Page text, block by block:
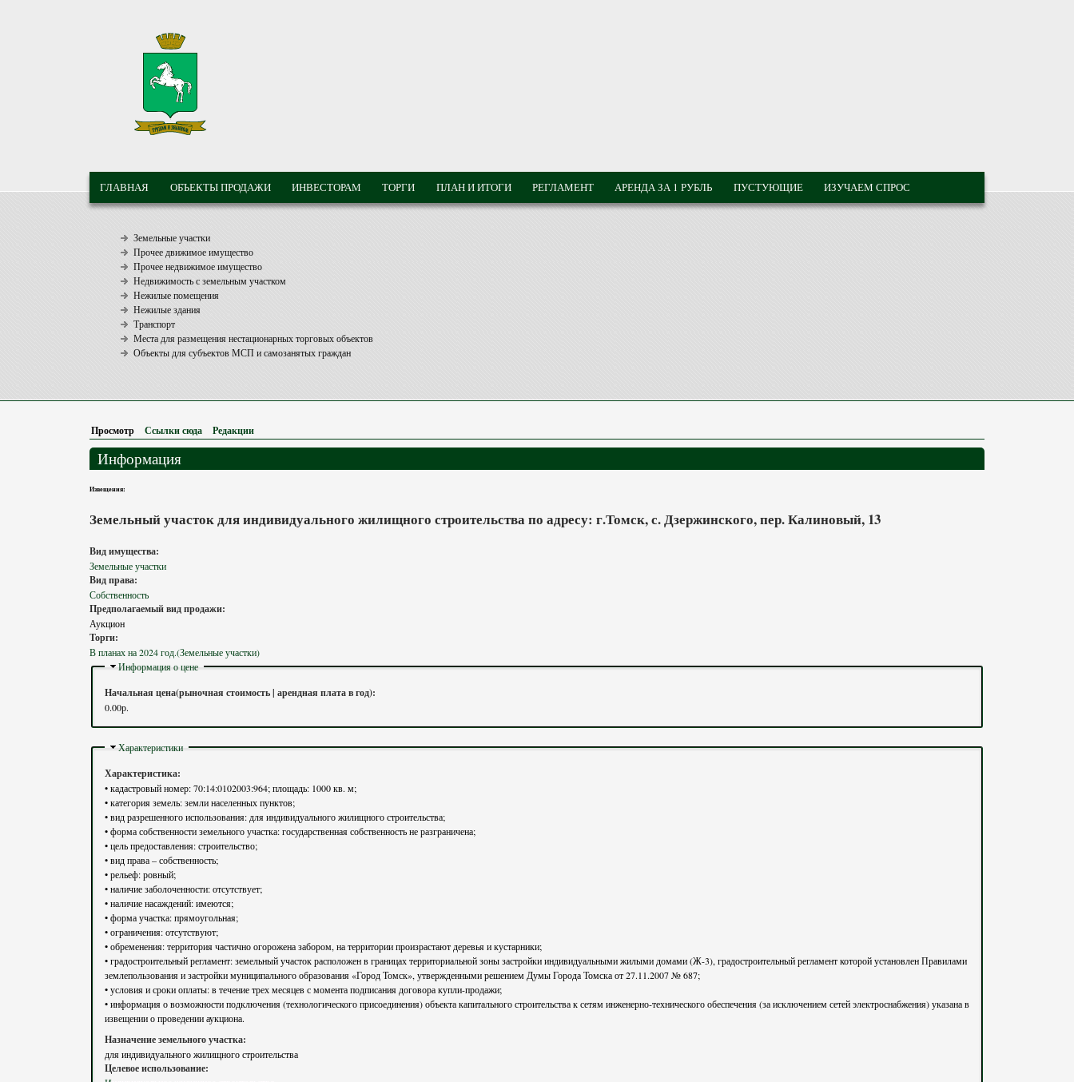
МУНИЦИПАЛЬНЫЕ
ТОРГИ ГОРОДА
ТОМСКА
ГЛАВНОЕ МЕНЮ
ГЛАВНАЯ ОБЪЕКТЫ ПРОДАЖИ ИНВЕСТОРАМ ТОРГИ ПЛАН И ИТОГИ РЕГЛАМЕНТ АРЕНДА ЗА 1 РУБЛЬ ПУСТУЮЩИЕ ИЗУЧАЕМ СПРОС
Земельные участки
Прочее движимое имущество
Прочее недвижимое имущество
Недвижимость с земельным участком
Нежилые помещения
Нежилые здания
Транспорт
Места для размещения нестационарных торговых объектов
Объекты для субъектов МСП и самозанятых граждан
Просмотр (активная вкладка)
Ссылки сюда Редакции
Информация
Извещения:
Земельный участок для индивидуального жилищного строительства по адресу: г.Томск, с. Дзержинского, пер. Калиновый, 13
Вид имущества:
Земельные участки
Вид права:
Собственность
Предполагаемый вид продажи:
Аукцион
Торги:
В планах на 2024 год.(Земельные участки)
Скрыть
Информация о цене
Начальная цена(рыночная стоимость | арендная плата в год):
0.00р.
Скрыть
Характеристики
Характеристика:
• кадастровый номер: 70:14:0102003:964; площадь: 1000 кв. м;
• категория земель: земли населенных пунктов;
• вид разрешенного использования: для индивидуального жилищного строительства;
• форма собственности земельного участка: государственная собственность не разграничена;
• цель предоставления: строительство;
• вид права – собственность;
• рельеф: ровный;
• наличие заболоченности: отсутствует;
• наличие насаждений: имеются;
• форма участка: прямоугольная;
• ограничения: отсутствуют;
• обременения: территория частично огорожена забором, на территории произрастают деревья и кустарники;
• градостроительный регламент: земельный участок расположен в границах территориальной зоны застройки индивидуальными жилыми домами (Ж-3), градостроительный регламент которой установлен Правилами
землепользования и застройки муниципального образования «Город Томск», утвержденными решением Думы Города Томска от 27.11.2007 № 687;
• условия и сроки оплаты: в течение трех месяцев с момента подписания договора купли-продажи;
• информация о возможности подключения (технологического присоединения) объекта капитального строительства к сетям инженерно-технического обеспечения (за исключением сетей электроснабжения) указана в
извещении о проведении аукциона.
Назначение земельного участка:
для индивидуального жилищного строительства
Целевое использование: